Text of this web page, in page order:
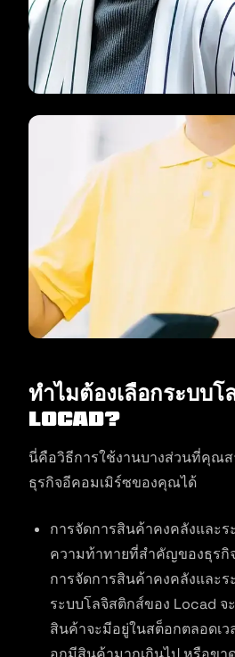
ทำไมต้องเลือกระบบโ
Locad?
นี่คือวิธีการใช้งานบางส่วนที่คุณ
ธุรกิจอีคอมเมิร์ซของคุณได้
การจัดการสินค้าคงคลังและ
ความท้าทายที่สำคัญของธุรกิ
การจัดการสินค้าคงคลังและ
ระบบโลจิสติกส์ของ Locad จ
สินค้าจะมีอยู่ในสต็อกตลอดเว